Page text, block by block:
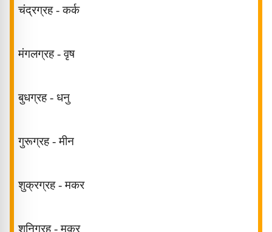
चंद्रग्रह - कर्क
मंगलग्रह- वृष
बुधग्रह - धनु
गुरूग्रह- मीन
शुक्रग्रह -मकर
शनिग्रह - मकर